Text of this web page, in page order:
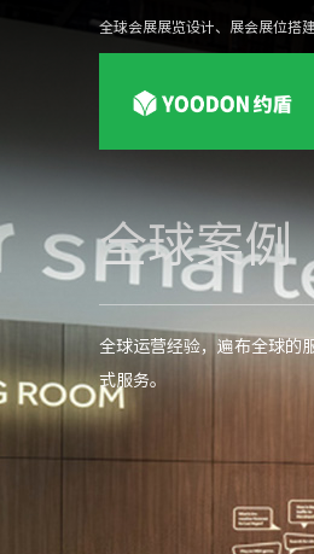
全球会展展览设计、展会展位搭
全球案例
全球运营经验，遍布全球的
式服务。